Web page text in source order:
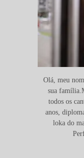
Olá, meu
sua
todos os
anos,
loka do